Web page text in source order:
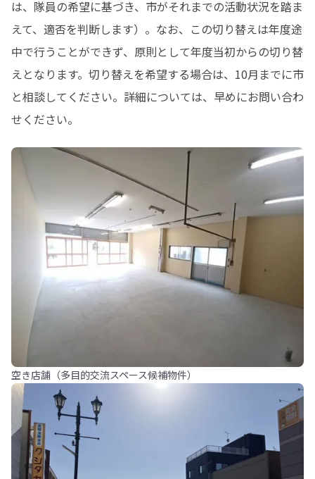
は、隊員の希望に基づき、市がそれまでの活動状況を踏ま
えて、適否を判断します）。なお、この切り替えは年度途
中で行うことができず、原則として年度当初からの切り替
えとなります。切り替えを希望する場合は、10月までに市
と相談してください。詳細については、早めにお問い合わ
せください。
空き店舗（多目的交流スペース候補物件）